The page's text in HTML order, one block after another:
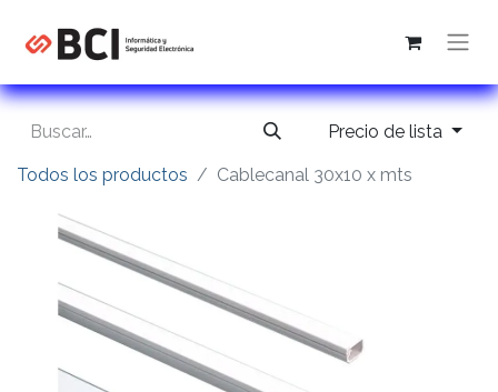
Precio de lista
Todos los productos Cablecanal 30x10 x mts